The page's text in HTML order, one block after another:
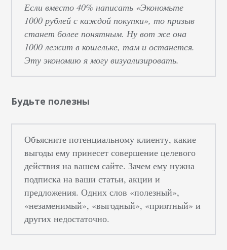
Если вместо 40% написать «Экономьте
1000 рублей с каждой покупки», то призыв
станет более понятным. Ну вот же она
1000 лежит в кошельке, там и останется.
Эту экономию я могу визуализировать.
Будьте полезны
Объясните потенциальному клиенту, какие
выгоды ему принесет совершение целевого
действия на вашем сайте. Зачем ему нужна
подписка на ваши статьи, акции и
предложения. Одних слов «полезный»,
«незаменимый», «выгодный», «приятный» и
других недостаточно.